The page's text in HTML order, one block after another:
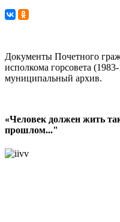
Документы Почетного
исполкома горсовета
муниципальный архив.
«Человек должен жить
прошлом..."